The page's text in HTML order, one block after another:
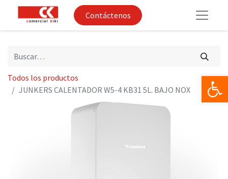
Contáctenos
Todos los productos
JUNKERS CALENTADOR W5-4 KB31 5L. BAJO NOX